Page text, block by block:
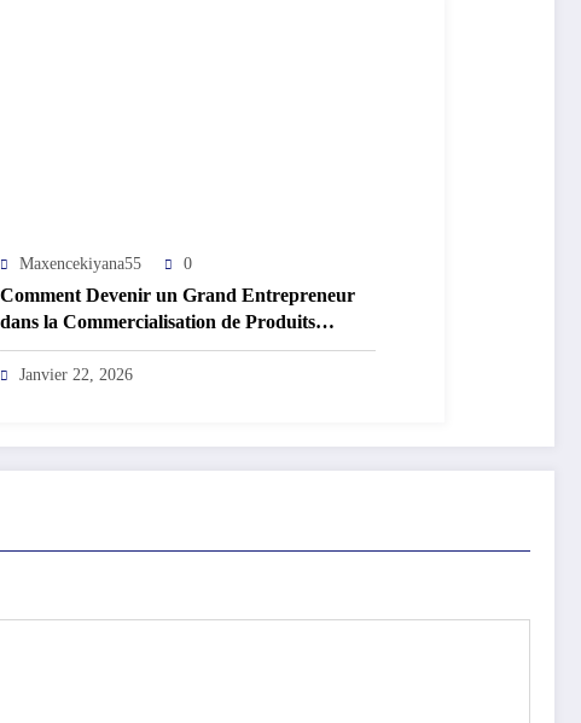
Maxencekiyana55 0
Comment Devenir un Grand Entrepreneur
dans la Commercialisation de Produits
Pétroliers en RDC
Janvier 22, 2026